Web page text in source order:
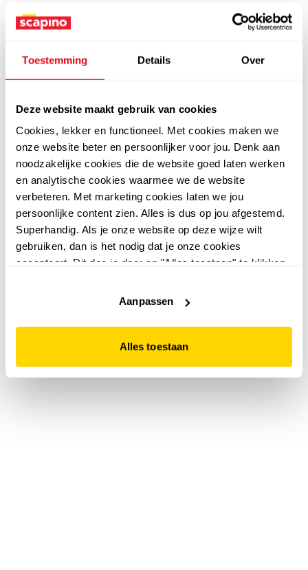
Toestemming Details Over
Deze website maakt gebruik van cookies
Cookies, lekker en functioneel. Met cookies maken we
onze website beter en persoonlijker voor jou. Denk aan
noodzakelijke cookies die de website goed laten werken
en analytische cookies waarmee we de website
verbeteren. Met marketing cookies laten we jou
persoonlijke content zien. Alles is dus op jou afgestemd.
Superhandig. Als je onze website op deze wijze wilt
gebruiken, dan is het nodig dat je onze cookies
accepteert. Dit doe je door op "Alles toestaan" te klikken.
website niet optimaal functioneert.
Aanpassen
Alles toestaan